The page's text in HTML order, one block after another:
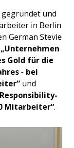
gegründet und
in Berlin
German Stevie
Gold für die
- bei
und
Mitarbeiter“.